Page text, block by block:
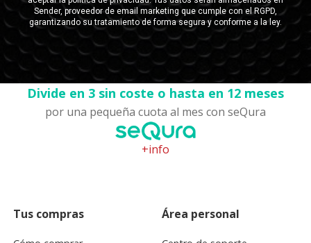
Divide en 3 sin coste o hasta en 12 meses
por una pequeña cuota al mes con seQura
+info
Tus compras Área personal